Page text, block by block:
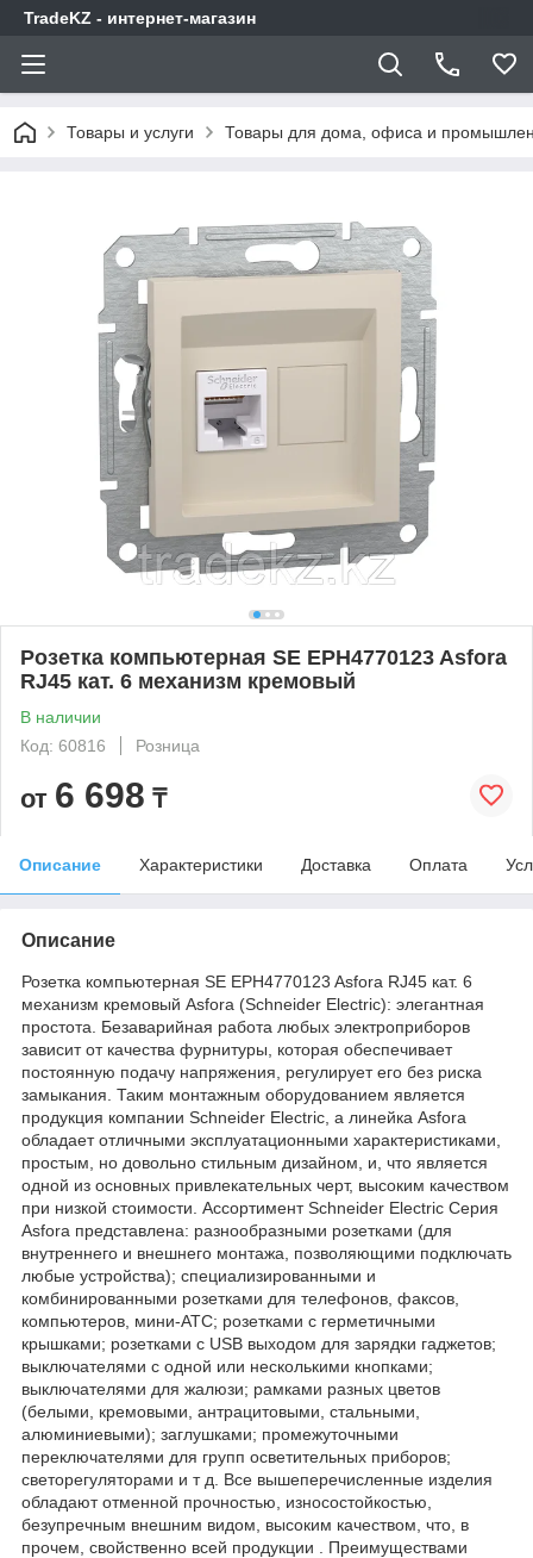
TradeKZ - интернет-магазин
Товары и услуги Товары для дома, офиса и
Розетка компьютерная SE EPH4770123 Asfora
RJ45 кат. 6 механизм кремовый
В наличии
Код: 60816
Розница
от 6 698 ₸
Описание Характеристики Доставка Оплата
Описание
Розетка компьютерная SE EPH4770123 Asfora RJ45 кат. 6
механизм кремовый Asfora (Schneider Electric): элегантная
простота. Безаварийная работа любых электроприборов
зависит от качества фурнитуры, которая обеспечивает
постоянную подачу напряжения, регулирует его без риска
замыкания. Таким монтажным оборудованием является
продукция компании Schneider Electric, а линейка Asfora
обладает отличными эксплуатационными характеристиками,
простым, но довольно стильным дизайном, и, что является
одной из основных привлекательных черт, высоким качеством
при низкой стоимости. Ассортимент Schneider Electric Серия
Asfora представлена: разнообразными розетками (для
внутреннего и внешнего монтажа, позволяющими подключать
любые устройства); специализированными и
комбинированными розетками для телефонов, факсов,
компьютеров, мини-АТС; розетками с герметичными
крышками; розетками с USB выходом для зарядки гаджетов;
выключателями с одной или несколькими кнопками;
выключателями для жалюзи; рамками разных цветов
(белыми, кремовыми, антрацитовыми, стальными,
алюминиевыми); заглушками; промежуточными
переключателями для групп осветительных приборов;
светорегуляторами и т д. Все вышеперечисленные изделия
обладают отменной прочностью, износостойкостью,
безупречным внешним видом, высоким качеством, что, в
прочем, свойственно всей продукции . Преимуществами